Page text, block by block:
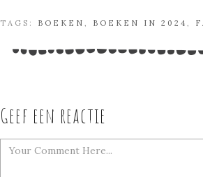
TAGS: BOEKEN , BOEKEN IN 2024 ,
Geef een reactie